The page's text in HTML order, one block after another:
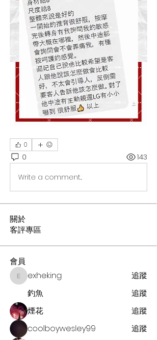
0
0 143
Write a comment...
關於
客評專區
會員
exheking
exheking
追蹤
釣魚
追蹤
煙花
追蹤
coolboywesley99
追蹤